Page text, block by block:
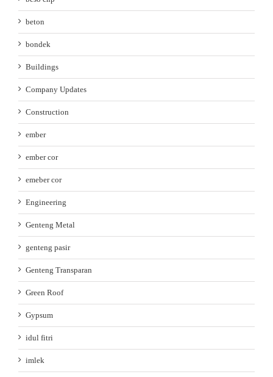
beton
bondek
Buildings
Company Updates
Construction
ember
ember cor
emeber cor
Engineering
Genteng Metal
genteng pasir
Genteng Transparan
Green Roof
Gypsum
idul fitri
imlek